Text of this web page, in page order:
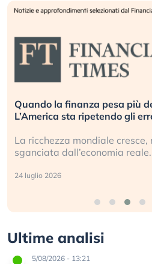
Quando la finanza pesa più
L’America sta ripetendo gli
La ricchezza mondiale cresce,
sganciata dall’economia
24 luglio 2026
Ultime analisi
5/08/2026 - 13:21